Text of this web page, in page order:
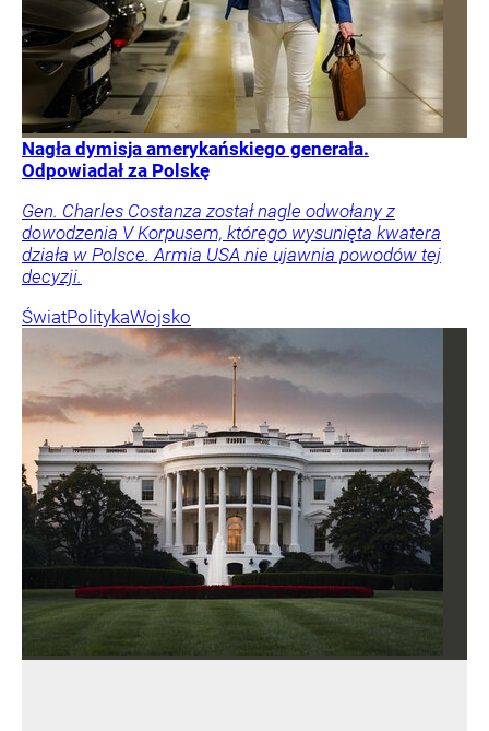
Nagła dymisja amerykańskiego generała.
Odpowiadał za Polskę
Gen. Charles Costanza został nagle odwołany z
dowodzenia V Korpusem, którego wysunięta kwatera
działa w Polsce. Armia USA nie ujawnia powodów tej
decyzji.
ŚwiatPolitykaWojsko